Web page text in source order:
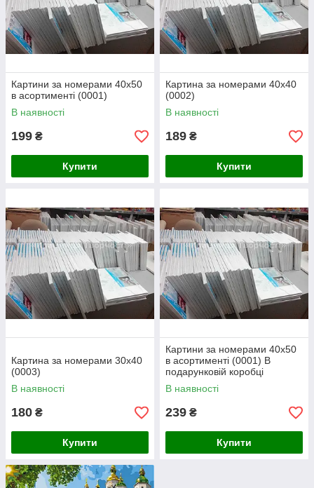
Луцьк, Рівне, Кривий Ріг, Трускавець, Бровари, Миколаїв,
Козятин, Шепетівка, Коломия, Біла Церква, Черкаси,
Южноукраїнськ, Кіровоград, Херсон, Житомир, Умань,
Александрія, Немирів, Чернігів, Вишневе, Миргород, Ірпінь,
Павлоград, Кременчук, Нетішин, Кропивницький, та інші міста
України.
(097) 292-92-36 (Тетяна)
Картини за номерами 40х50
в асортименті (0001)
В наявності
199 ₴
Купити
Картина за номерами 40х40
(0002)
В наявності
189 ₴
Купити
Картина за номерами 30х40
(0003)
В наявності
180 ₴
Купити
Картини за номерами 40х50
в асортименті (0001) В
подарунковій коробці
В наявності
239 ₴
Купити